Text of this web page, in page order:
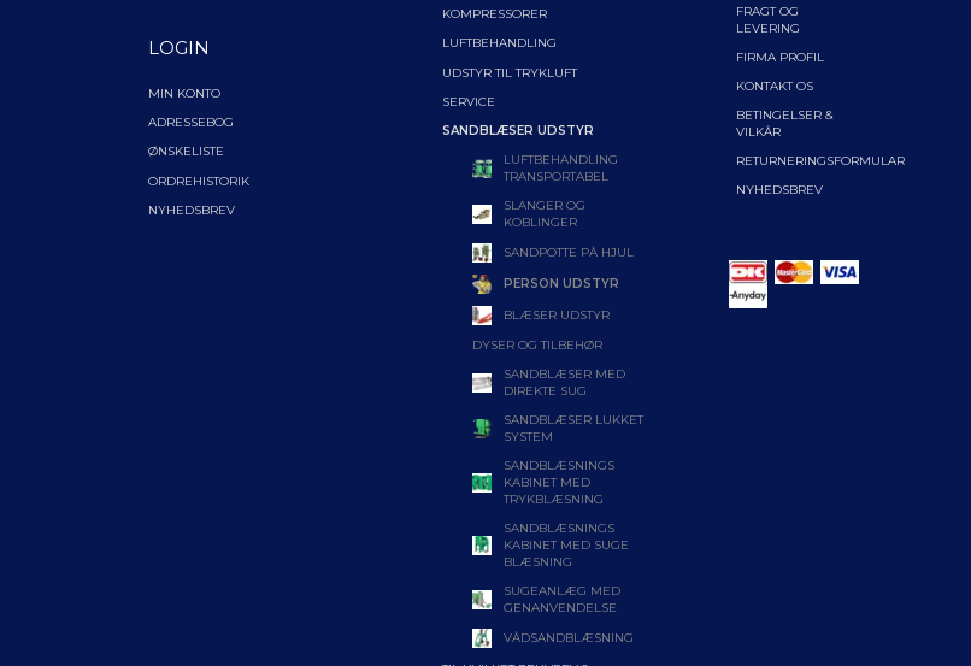
LOGIN
MIN KONTO
ADRESSEBOG
ØNSKELISTE
ORDREHISTORIK
NYHEDSBREV
KOMPRESSORER
LUFTBEHANDLING
UDSTYR TIL TRYKLUFT
SERVICE
SANDBLÆSER UDSTYR
LUFTBEHANDLING
TRANSPORTABEL
SLANGER OG
KOBLINGER
SANDPOTTE PÅ HJUL
PERSON UDSTYR
BLÆSER UDSTYR
DYSER OG TILBEHØR
SANDBLÆSER MED
DIREKTE SUG
SANDBLÆSER LUKKET
SYSTEM
SANDBLÆSNINGS
KABINET MED
TRYKBLÆSNING
SANDBLÆSNINGS
KABINET MED SUGE
BLÆSNING
SUGEANLÆG MED
GENANVENDELSE
VÅDSANDBLÆSNING
FRAGT OG
LEVERING
FIRMA PROFIL
KONTAKT OS
BETINGELSER &
VILKÅR
RETURNERINGSFORMULAR
NYHEDSBREV